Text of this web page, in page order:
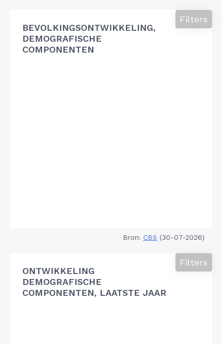
BEVOLKINGSONTWIKKELING,
DEMOGRAFISCHE
COMPONENTEN
Filters
Bron: CBS (30-07-2026)
ONTWIKKELING
DEMOGRAFISCHE
COMPONENTEN, LAATSTE JAAR
Filters